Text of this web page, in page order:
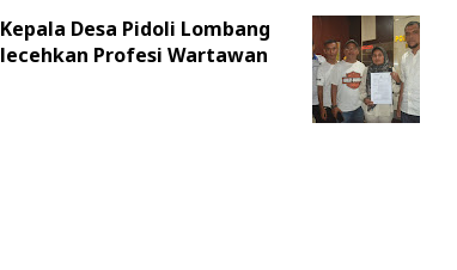
Kepala Desa Pidoli Lombang
lecehkan Profesi Wartawan